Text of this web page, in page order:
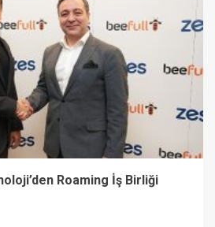
Roaming İş Birliği